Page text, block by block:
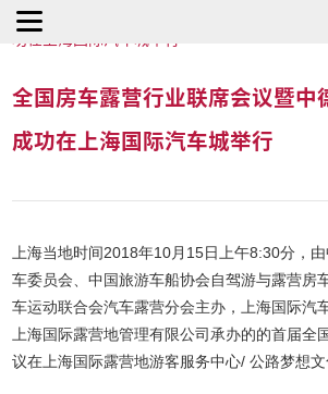
首页
全国房车露营行业联席会议
全国房车露营行业联席会议暨中
成功在上海国际汽车城举行
上海当地时间2018年10月15日上午8:30分，
车委员会、中国旅游车船协会自驾游与露营房
车运动联合会汽车露营分会主办，上海国际汽
上海国际露营地管理有限公司承办的的首届全
议在上海国际露营地游客服务中心/ 公路梦想文